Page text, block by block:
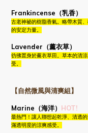
Frankincense（乳香）
古老神祕的樹脂香氣。略帶木質
的安定力量。
Lavender（薰衣草）
彷彿置身於薰衣草田。草本的清
受。
【自然微風與清爽組】
Marine（海洋） HOT!
最熱門！讓人聯想起乾淨、清透
滿透明度的涼爽感受。